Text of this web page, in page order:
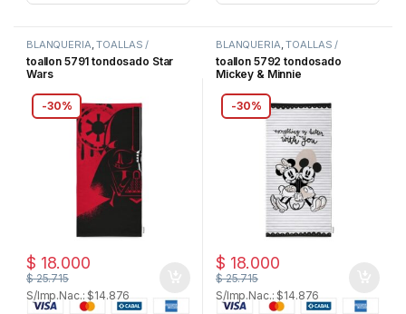
BLANQUERIA,TOALLAS /
TOALLONES
toallon 5791 tondosado Star
Wars
-30%
$ 18.000
$25.715
S/Imp.Nac.: $14.876
BLANQUERIA,TOALLAS /
TOALLONES
toallon 5792 tondosado
Mickey & Minnie
-30%
$ 18.000
$25.715
S/Imp.Nac.: $14.876